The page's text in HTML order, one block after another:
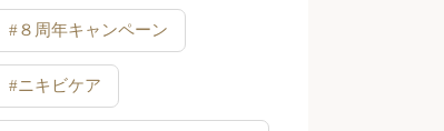
#８周年キャンペーン
#ニキビケア